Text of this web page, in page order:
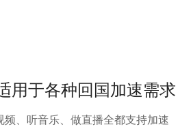
用于各种回国加速需求
频、听音乐、做直播全都支持加速